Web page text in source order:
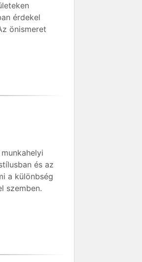
érdekel
önismeret
és az
a különbség
szemben.